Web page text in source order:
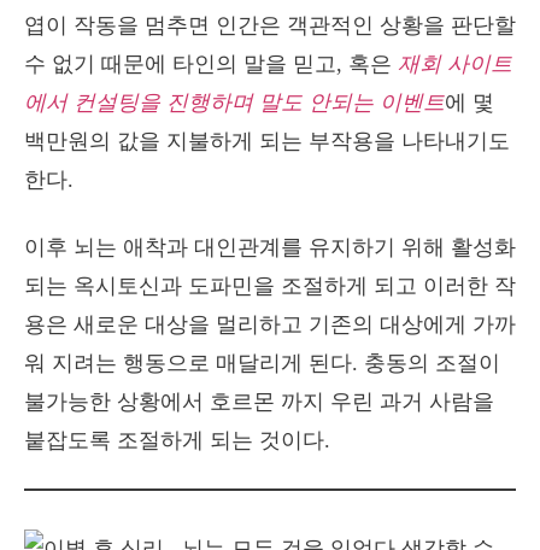
엽이 작동을 멈추면 인간은 객관적인 상황을 판단할
수 없기 때문에 타인의 말을 믿고, 혹은 재회 사이트
에서 컨설팅을 진행하며 말도 안되는 이벤트에 몇
백만원의 값을 지불하게 되는 부작용을 나타내기도
한다.
이후 뇌는 애착과 대인관계를 유지하기 위해 활성화
되는 옥시토신과 도파민을 조절하게 되고 이러한 작
용은 새로운 대상을 멀리하고 기존의 대상에게 가까
워 지려는 행동으로 매달리게 된다. 충동의 조절이
불가능한 상황에서 호르몬 까지 우린 과거 사람을
붙잡도록 조절하게 되는 것이다.